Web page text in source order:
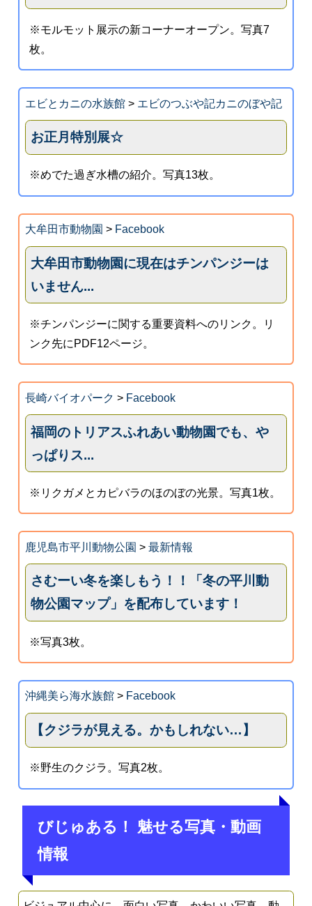
※モルモット展示の新コーナーオープン。写真7
枚。
エビとカニの水族館> エビのつぶや記カニのぼや記
お正月特別展☆
※めでた過ぎ水槽の紹介。写真13枚。
大牟田市動物園 > Facebook
大牟田市動物園に現在はチンパンジーは
いません...
※チンパンジーに関する重要資料へのリンク。リ
ンク先にPDF12ページ。
長崎バイオパーク > Facebook
福岡のトリアスふれあい動物園でも、や
っぱりス...
※リクガメとカピバラのほのぼの光景。写真1枚。
鹿児島市平川動物公園 > 最新情報
さむーい冬を楽しもう！！「冬の平川動
物公園マップ」を配布しています！
※写真3枚。
沖縄美ら海水族館> Facebook
【クジラが見える。かもしれない…】
※野生のクジラ。写真2枚。
びじゅある！ 魅せる写真・動画
情報